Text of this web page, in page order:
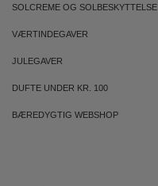
SOLCREME OG SOLBESKYTTELSE
VÆRTINDEGAVER
JULEGAVER
DUFTE UNDER KR. 100
BÆREDYGTIG WEBSHOP